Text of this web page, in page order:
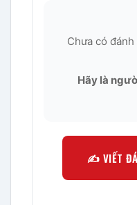
Chưa có
Hãy là
✍️ VIẾT